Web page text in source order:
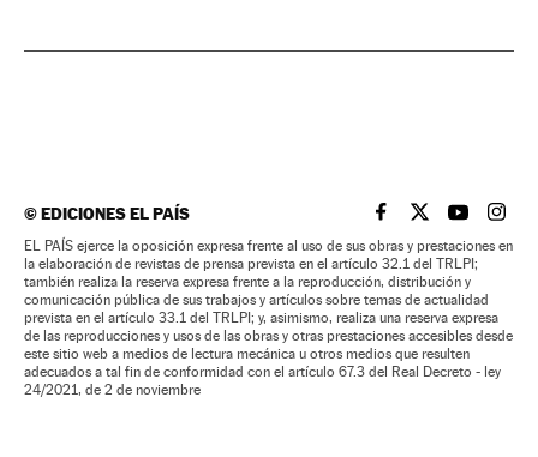
©EDICIONES EL PAÍS EL PAÍS BRASIL EN
EL PAÍSEL PAÍS
EL
EL PAÍS ejerce la oposición expresa frente al uso de sus obras y prestaciones en
la elaboración de revistas de prensa prevista en el artículo 32.1 del TRLPI;
también realiza la reserva expresa frente a la reproducción, distribución y
comunicación pública de sus trabajos y artículos sobre temas de actualidad
prevista en el artículo 33.1 del TRLPI; y, asimismo, realiza una reserva expresa
de las reproducciones y usos de las obras y otras prestaciones accesibles desde
este sitio web a medios de lectura mecánica u otros medios que resulten
adecuados a tal fin de conformidad con el artículo 67.3 del Real Decreto - ley
24/2021, de 2 de noviembre